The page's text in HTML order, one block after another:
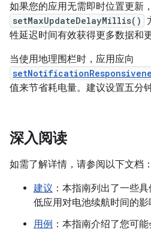
如果您的应用无需即时位置更新
setMaxUpdateDelayMillis()
牲延迟时间有效获得更多数据和
当使用地理围栏时，应用应向
值来节省耗电量。建议设置五分
深入阅读
如需了解详情，请参阅以下文档：
建议 ：本指南列出了一些
低应用对电池续航时间的影
用例 ：本指南介绍了您可